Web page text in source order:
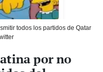
todos los partidos de Qatar
por no